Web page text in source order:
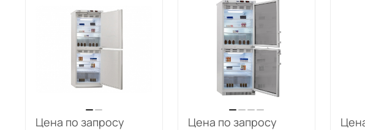
Цена по запросу Цена по запросу